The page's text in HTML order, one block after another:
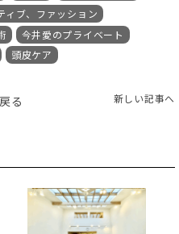
ィブ、ファッション
今井愛のプライベート
頭皮ケア
る 新しい記事へ